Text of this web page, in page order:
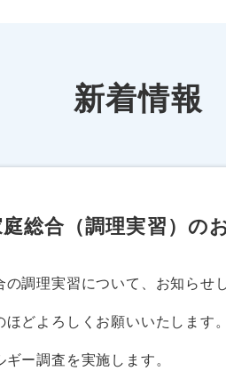
新着情報
庭総合（調理実習）の
調理実習について、お知らせ
どよろしくお願いいたします。
ー調査を実施します。